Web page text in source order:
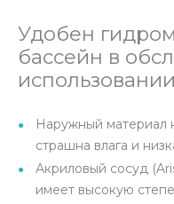
Удобен
бассейн в
Наружный материал
страшна влага и
Акриловый сосуд
имеет высокую